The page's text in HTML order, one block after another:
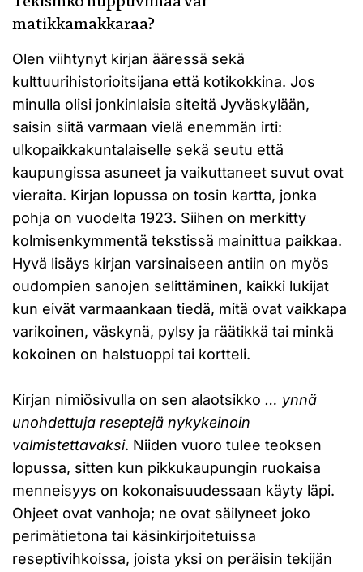
matikkamakkaraa?
Olen viihtynyt kirjan ääressä sekä
kulttuurihistorioitsijana että kotikokkina. Jos
minulla olisi jonkinlaisia siteitä Jyväskylään,
saisin siitä varmaan vielä enemmän irti:
ulkopaikkakuntalaiselle sekä seutu että
kaupungissa asuneet ja vaikuttaneet suvut ovat
vieraita. Kirjan lopussa on tosin kartta, jonka
pohja on vuodelta 1923. Siihen on merkitty
kolmisenkymmentä tekstissä mainittua paikkaa.
Hyvä lisäys kirjan varsinaiseen antiin on myös
oudompien sanojen selittäminen, kaikki lukijat
kun eivät varmaankaan tiedä, mitä ovat vaikkapa
varikoinen, väskynä, pylsy ja räätikkä tai minkä
kokoinen on halstuoppi tai kortteli.
Kirjan nimiösivulla on sen alaotsikko … ynnä
unohdettuja reseptejä nykykeinoin
valmistettavaksi. Niiden vuoro tulee teoksen
lopussa, sitten kun pikkukaupungin ruokaisa
menneisyys on kokonaisuudessaan käyty läpi.
Ohjeet ovat vanhoja; ne ovat säilyneet joko
perimätietona tai käsinkirjoitetuissa
reseptivihkoissa, joista yksi on peräisin tekijän